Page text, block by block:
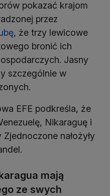
pokazać krajom
przez
, że trzy lewicowe
bronić ich
Jasny
szczególnie w
EFE podkreśla, że
Nikaraguę i
nałożyły
mają
ze swych